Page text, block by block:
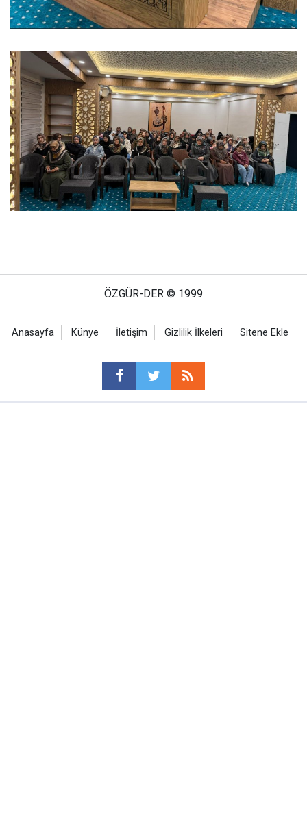
ÖZGÜR-DER © 1999
Anasayfa Künye İletişim Gizlilik İlkeleri Sitene Ekle